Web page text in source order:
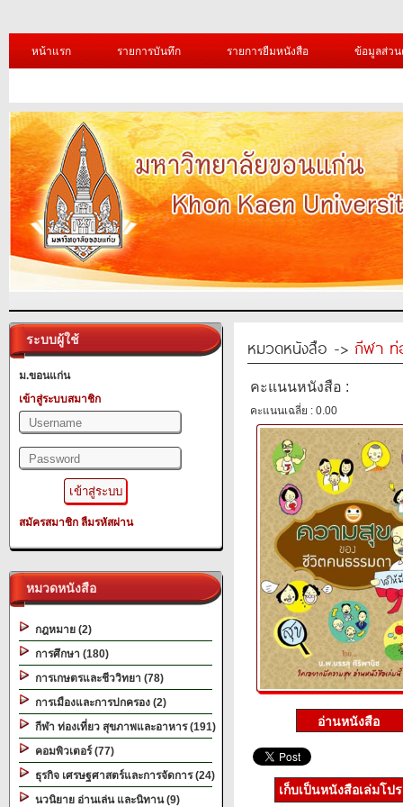
หน้าแรก รายการบันทึก รายการยืมหนังสือ ข้อมูลส่ว
ระบบผู้ใช้
ม.ขอนแก่น
เข้าสู่ระบบสมาชิก
สมัครสมาชิก ลืมรหัสผ่าน
หมวดหนังสือ
กฎหมาย (2)
การศึกษา (180)
การเกษตรและชีววิทยา (78)
การเมืองและการปกครอง (2)
กีฬา ท่องเที่ยว สุขภาพและอาหาร (191)
คอมพิวเตอร์ (77)
ธุรกิจ เศรษฐศาสตร์และการจัดการ (24)
นวนิยาย อ่านเล่น และนิทาน (9)
หมวดหนังสือ -> กีฬา ท่
คะแนนหนังสือ :
คะแนนเฉลี่ย : 0.00
เก็บเป็นหนังสือเล่มโป